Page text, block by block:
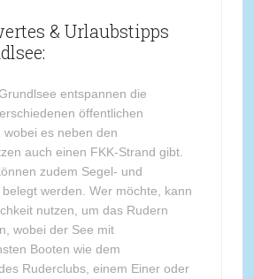
& Urlaubstipps
entspannen die
öffentlichen
wobei es neben den
auch einen FKK-Strand gibt.
zudem Segel- und
werden. Wer möchte, kann
nutzen, um das Rudern
wobei der See mit
Booten wie dem
Ruderclubs, einem Einer oder